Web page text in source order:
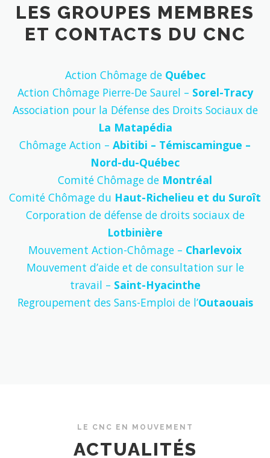
LES GROUPES MEMBRES
ET CONTACTS DU CNC
Action Chômage de Québec
Action Chômage Pierre-De Saurel – Sorel-Tracy
Association pour la Défense des Droits Sociaux de
La Matapédia
Chômage Action – Abitibi – Témiscamingue –
Nord-du-Québec
Comité Chômage de Montréal
Comité Chômage du Haut-Richelieu et du Suroît
Corporation de défense de droits sociaux de
Lotbinière
Mouvement Action-Chômage – Charlevoix
Mouvement d’aide et de consultation sur le
travail – Saint-Hyacinthe
Regroupement des Sans-Emploi de l’Outaouais
LE CNC EN MOUVEMENT
ACTUALITÉS